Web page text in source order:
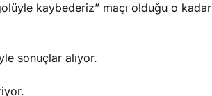
kaybederiz” maçı olduğu o kadar
sonuçlar alıyor.